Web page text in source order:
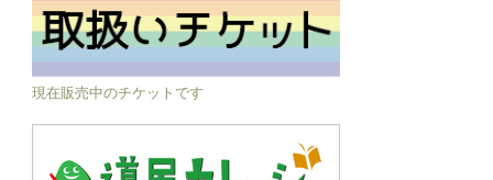
現在販売中のチケットです